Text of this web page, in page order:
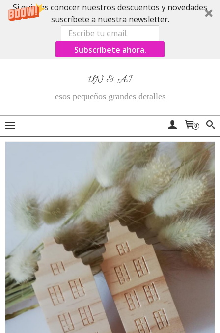
Si quieres conocer nuestros descuentos y novedades
suscríbete a nuestra newsletter.
Subscríbete ahora.
UN & AI
esos pequeños grandes detalles
0